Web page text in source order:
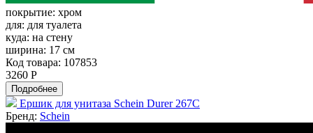
покрытие: хром
для: для туалета
куда: на стену
ширина: 17 см
Код товара: 107853
3260 Р
Подробнее
Ершик для унитаза Schein Durer 267C
Бренд: Schein